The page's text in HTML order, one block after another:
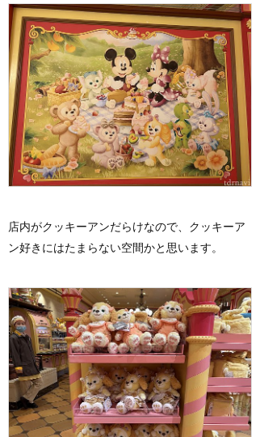
店内がクッキーアンだらけなので、クッキーア
ン好きにはたまらない空間かと思います。